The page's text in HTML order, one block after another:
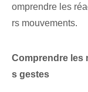
omprendre les
rs mouvements.
Comprendre les
s gestes